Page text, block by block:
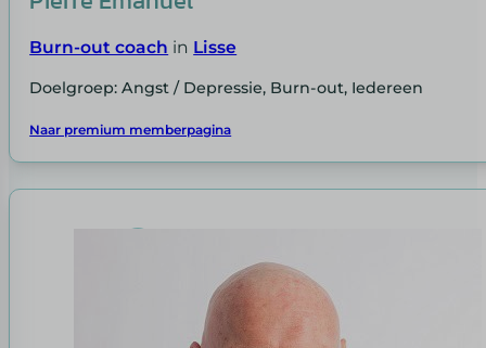
Burn-out coach in Lisse
Doelgroep: Angst / Depressie, Burn-out, Iedereen
Naar premium memberpagina